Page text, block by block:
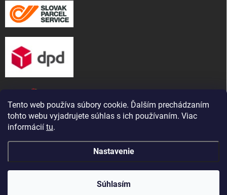
Tento web používa súbory cookie. Ďalším prechádzaním
tohto webu vyjadrujete súhlas s ich používaním. Viac
informácií tu.
Nastavenie
Súhlasím
Naša predajňa bola presťahovaná ! Nájdete nás na novej
adrese: ul. Martina Bartoňa 5421/ 7A, Senica - Čáčov
Copyright 2026CHOV-MAT, s. r. o.. Všetky práva vyhradené.Upraviť
nastavenie cookies